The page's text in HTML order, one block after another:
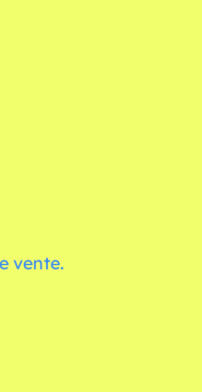
vente.